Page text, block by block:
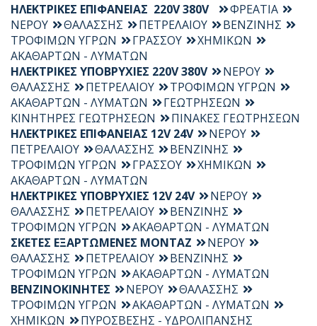
ΗΛΕΚΤΡΙΚΕΣ ΕΠΙΦΑΝΕΙΑΣ 220V 380V
ΦΡΕΑΤΙΑ
ΝΕΡΟΥ
ΘΑΛΑΣΣΗΣ ΠΕΤΡΕΛΑΙΟΥ
ΒΕΝΖΙΝΗΣ
ΤΡΟΦΙΜΩΝ ΥΓΡΩΝ
ΓΡΑΣΣΟΥ
ΧΗΜΙΚΩΝ
ΑΚΑΘΑΡΤΩΝ - ΛΥΜΑΤΩΝ
ΗΛΕΚΤΡΙΚΕΣ ΥΠΟΒΡΥΧΙΕΣ 220V 380V
ΝΕΡΟΥ
ΘΑΛΑΣΣΗΣ
ΠΕΤΡΕΛΑΙΟΥ
ΤΡΟΦΙΜΩΝ ΥΓΡΩΝ
ΑΚΑΘΑΡΤΩΝ - ΛΥΜΑΤΩΝ
ΓΕΩΤΡΗΣΕΩΝ
ΚΙΝΗΤΗΡΕΣ ΓΕΩΤΡΗΣΕΩΝ
ΠΙΝΑΚΕΣ ΓΕΩΤΡΗΣΕΩΝ
ΗΛΕΚΤΡΙΚΕΣ ΕΠΙΦΑΝΕΙΑΣ 12V 24V
ΝΕΡΟΥ
ΠΕΤΡΕΛΑΙΟΥ
ΘΑΛΑΣΣΗΣ
ΒΕΝΖΙΝΗΣ
ΤΡΟΦΙΜΩΝ ΥΓΡΩΝ
ΓΡΑΣΣΟΥ
ΧΗΜΙΚΩΝ
ΑΚΑΘΑΡΤΩΝ - ΛΥΜΑΤΩΝ
ΗΛΕΚΤΡΙΚΕΣ ΥΠΟΒΡΥΧΙΕΣ 12V 24V
ΝΕΡΟΥ
ΘΑΛΑΣΣΗΣ
ΠΕΤΡΕΛΑΙΟΥ
ΒΕΝΖΙΝΗΣ
ΤΡΟΦΙΜΩΝ ΥΓΡΩΝ
ΑΚΑΘΑΡΤΩΝ - ΛΥΜΑΤΩΝ
ΣΚΕΤΕΣ ΕΞΑΡΤΩΜΕΝΕΣ ΜΟΝΤΑΖ
ΝΕΡΟΥ
ΘΑΛΑΣΣΗΣ
ΠΕΤΡΕΛΑΙΟΥ
ΒΕΝΖΙΝΗΣ
ΤΡΟΦΙΜΩΝ ΥΓΡΩΝ
ΑΚΑΘΑΡΤΩΝ - ΛΥΜΑΤΩΝ
ΒΕΝΖΙΝΟΚΙΝΗΤΕΣ
ΝΕΡΟΥ
ΘΑΛΑΣΣΗΣ
ΤΡΟΦΙΜΩΝ ΥΓΡΩΝ
ΑΚΑΘΑΡΤΩΝ - ΛΥΜΑΤΩΝ
ΧΗΜΙΚΩΝ
ΠΥΡΟΣΒΕΣΗΣ - ΥΔΡΟΛΙΠΑΝΣΗΣ